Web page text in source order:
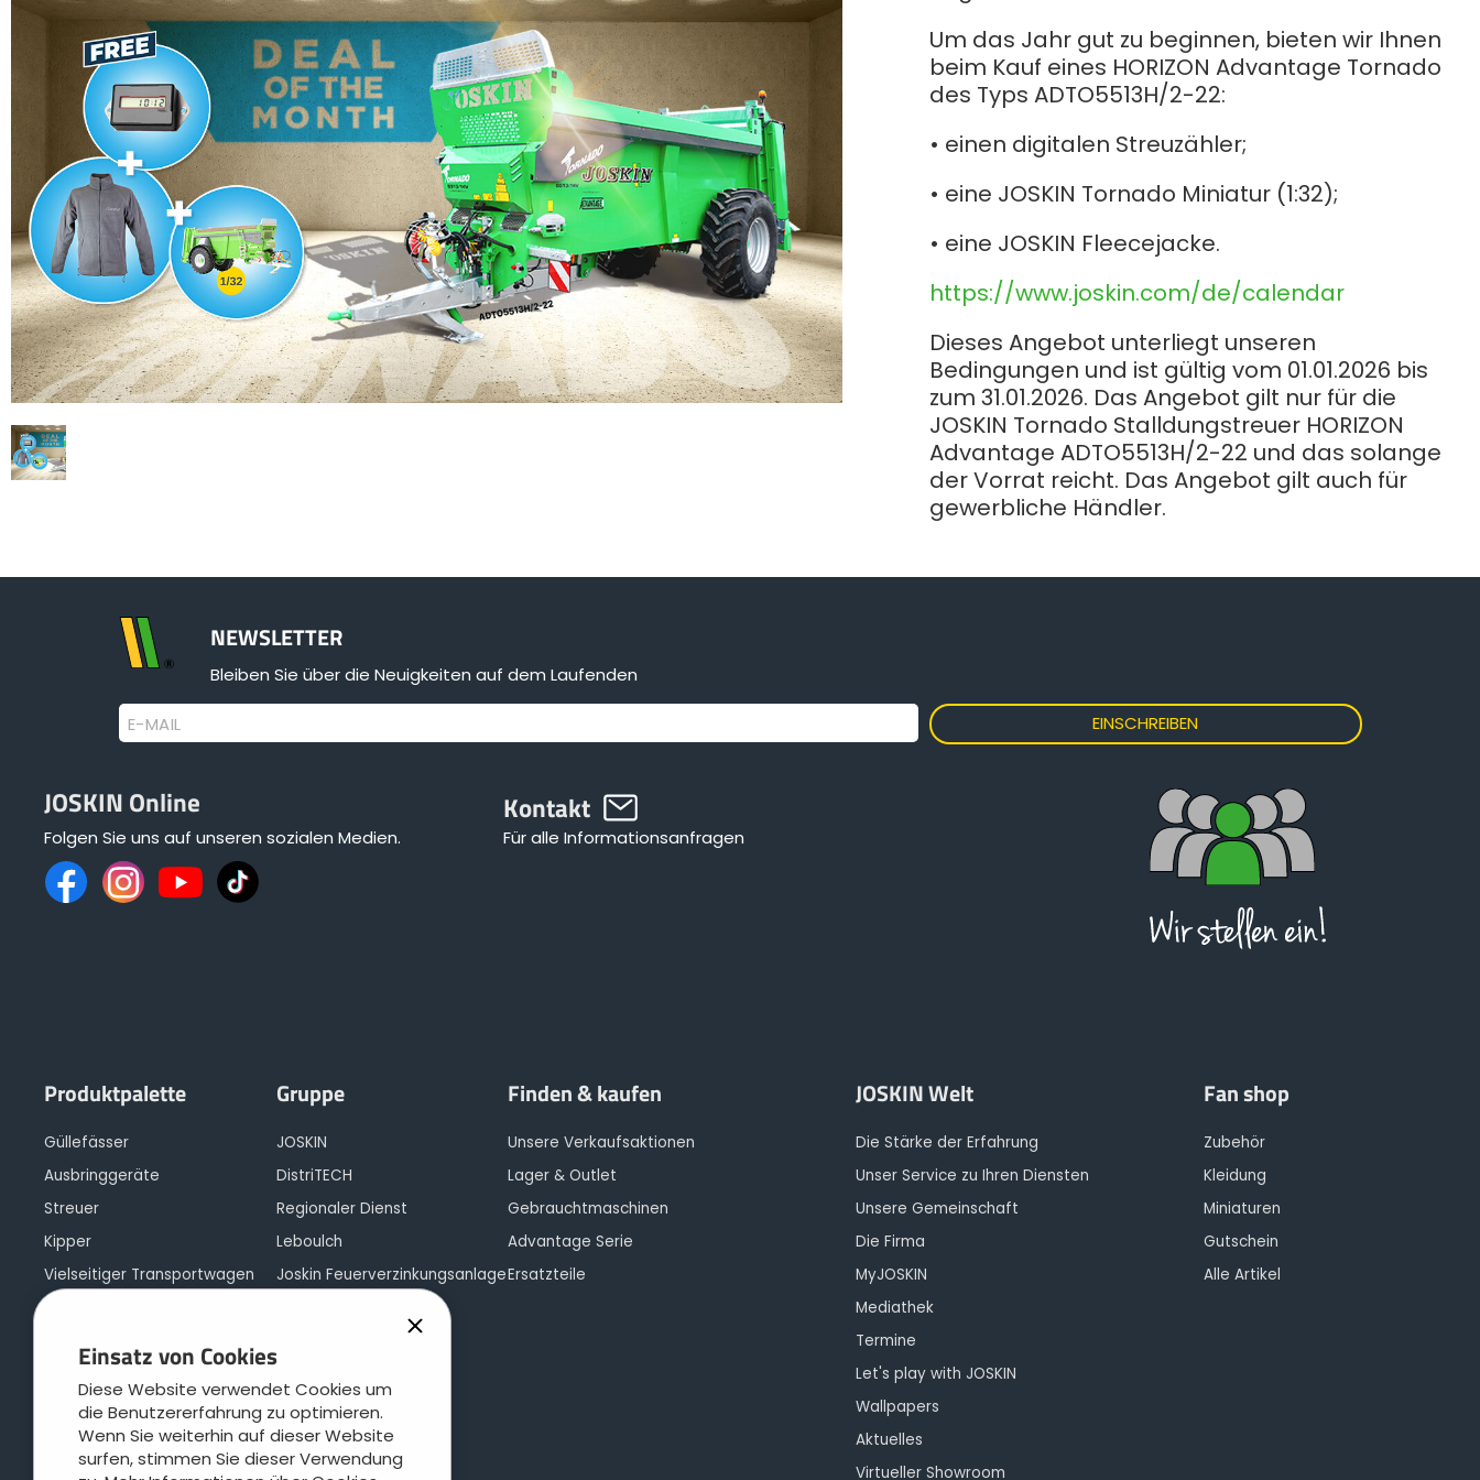
Einsatz von Cookies
Diese Website verwendet Cookies um
die Benutzererfahrung zu optimieren.
Wenn Sie weiterhin auf dieser Website
surfen, stimmen Sie dieser Verwendung
WASSERFÄSSER UND TRÄNKEBECKEN
HYDROREINIGER
GÜLLEMIXER
VIRTUELLER SHOWROOM
WERKSBESICHTIGUNG
VIRTUELLER MESSESTAND
Suomi Magyar
Eesti keel Slovenija Lietuvių kalba
Česká republika Srpski Yкраїнська мова
ελληνικά Svenska 한국의
日本語 中文
Türk العربية رسید ن
Um das Jahr gut zu beginnen, bieten wir Ihnen
beim Kauf eines HORIZON Advantage Tornado
des Typs ADTO5513H/2-22:
• einen digitalen Streuzähler;
• eine JOSKIN Tornado Miniatur (1:32);
• eine JOSKIN Fleecejacke.
https://www.joskin.com/de/calendar
Dieses Angebot unterliegt unseren
Bedingungen und ist gültig vom 01.01.2026 bis
zum 31.01.2026. Das Angebot gilt nur für die
JOSKIN Tornado Stalldungstreuer HORIZON
Advantage ADTO5513H/2-22 und das solange
der Vorrat reicht. Das Angebot gilt auch für
gewerbliche Händler.
NEWSLETTER
Bleiben Sie über die Neuigkeiten auf dem Laufenden
E-MAIL
JOSKIN Online
Folgen Sie uns auf unseren sozialen Medien.
Kontakt
Für alle Informationsanfragen
Produktpalette
Güllefässer
Ausbringgeräte
Streuer
Kipper
Vielseitiger Transportwagen
Viehtransporter
Weidepflegetechnik
Wasserfässer und
Gruppe
JOSKIN
DistriTECH
Regionaler Dienst
Leboulch
Joskin Feuerverzinkungsanlage
Finden & kaufen
Unsere Verkaufsaktionen
Lager & Outlet
Gebrauchtmaschinen
Advantage Serie
Ersatzteile
JOSKIN Welt
Die Stärke der Erfahrung
Unser Service zu Ihren Diensten
Unsere Gemeinschaft
Die Firma
MyJOSKIN
Mediathek
Termine
Let's play with JOSKIN
Wallpapers
Aktuelles
Virtueller Showroom
Fan shop
Zubehör
Kleidung
Miniaturen
Gutschein
Alle Artikel